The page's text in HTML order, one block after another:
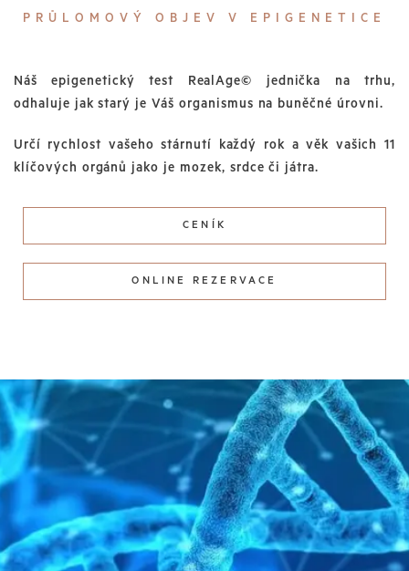
PRŮLOMOVÝ OBJEV V EPIGENETICE
Náš epigenetický test RealAge© jednička na trhu,
odhaluje jak starý je Váš organismus na buněčné úrovni.
Určí rychlost vašeho stárnutí každý rok a věk vašich 11
klíčových orgánů jako je mozek, srdce či játra.
CENÍK
ONLINE REZERVACE